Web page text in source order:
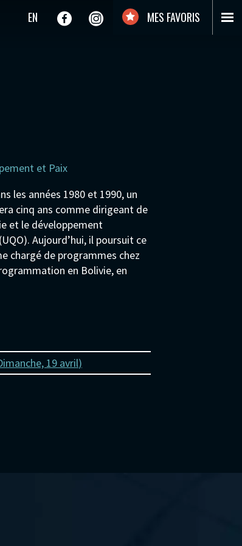
EN MES FAVORIS
et Paix
les années 1980 et 1990, un
cinq ans comme dirigeant de
et le développement
Aujourd’hui, il poursuit ce
chargé de programmes chez
en Bolivie, en
19 avril)